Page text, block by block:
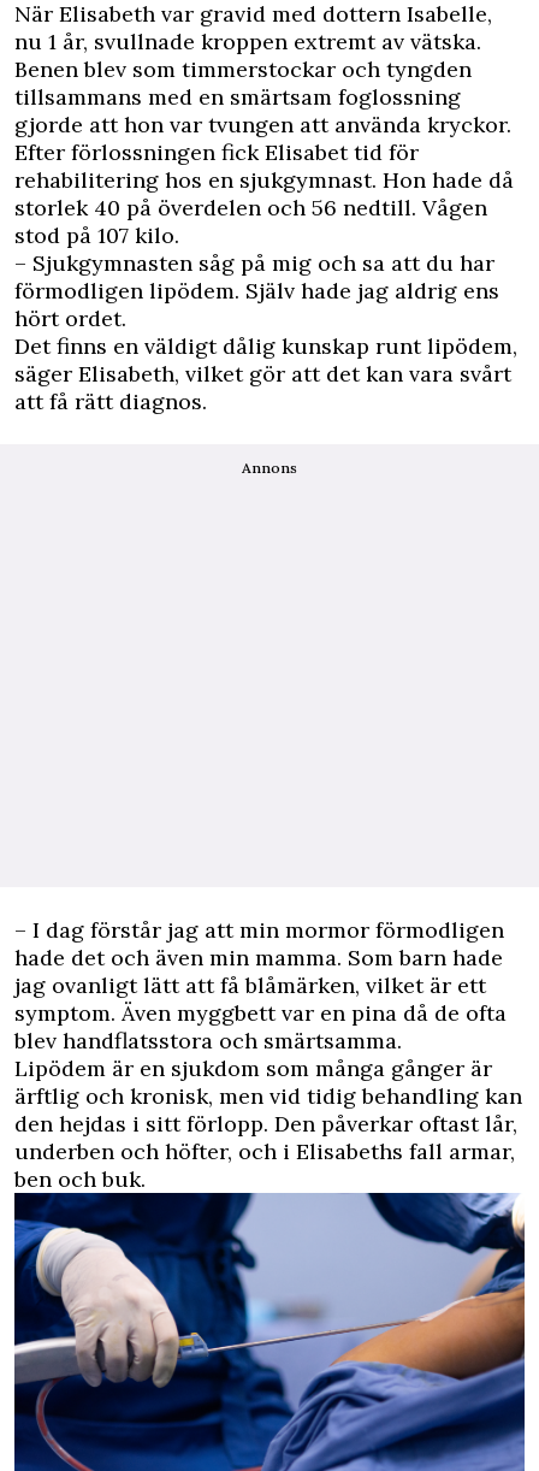
När Elisabeth var gravid med dottern Isabelle,
nu 1 år, svullnade kroppen extremt av vätska.
Benen blev som timmerstockar och tyngden
tillsammans med en smärtsam foglossning
gjorde att hon var tvungen att använda kryckor.
Efter förlossningen fick Elisabet tid för
rehabilitering hos en sjukgymnast. Hon hade då
storlek 40 på överdelen och 56 nedtill. Vågen
stod på 107 kilo.
– Sjukgymnasten såg på mig och sa att du har
förmodligen lipödem. Själv hade jag aldrig ens
hört ordet.
Det finns en väldigt dålig kunskap runt lipödem,
säger Elisabeth, vilket gör att det kan vara svårt
att få rätt diagnos.
Annons
– I dag förstår jag att min mormor förmodligen
hade det och även min mamma. Som barn hade
jag ovanligt lätt att få blåmärken, vilket är ett
symptom. Även myggbett var en pina då de ofta
blev handflatsstora och smärtsamma.
Lipödem är en sjukdom som många gånger är
ärftlig och kronisk, men vid tidig behandling kan
den hejdas i sitt förlopp. Den påverkar oftast lår,
underben och höfter, och i Elisabeths fall armar,
ben och buk.